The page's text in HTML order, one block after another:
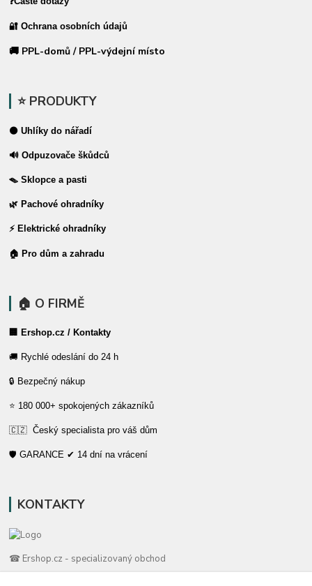
🔐 Ochrana osobních údajů
🚚 PPL-domů / PPL-výdejní místo
⭐ PRODUKTY
⚫ Uhlíky do nářadí
🔊 Odpuzovače škůdců
🪤 Sklopce a pasti
🌿 Pachové ohradníky
⚡ Elektrické ohradníky
🏠 Pro dům a zahradu
🏠 O FIRMĚ
🏢 Ershop.cz / Kontakty
🚚 Rychlé odeslání do 24 h
🔒 Bezpečný nákup
⭐ 180 000+ spokojených zákazníků
🇨🇿 Český specialista pro váš dům
🛡️ GARANCE ✔ 14 dní na vrácení
KONTAKTY
☎ Ershop.cz - specializovaný obchod